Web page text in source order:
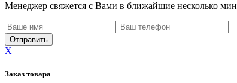
Менеджер свяжется с Вами в ближайшие несколько
X
Заказ товара